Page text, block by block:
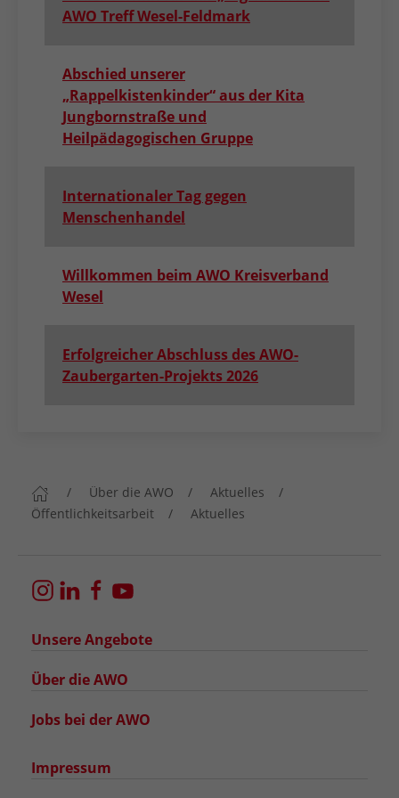
AWO Treff Wesel-Feldmark
Abschied unserer
„Rappelkistenkinder“ aus der Kita
Jungbornstraße und
Heilpädagogischen Gruppe
Internationaler Tag gegen
Menschenhandel
Willkommen beim AWO Kreisverband
Wesel
Erfolgreicher Abschluss des AWO-
Zaubergarten-Projekts 2026
Über die AWO
Aktuelles
Öffentlichkeitsarbeit
Aktuelles
Unsere Angebote
Über die AWO
Jobs bei der AWO
Impressum